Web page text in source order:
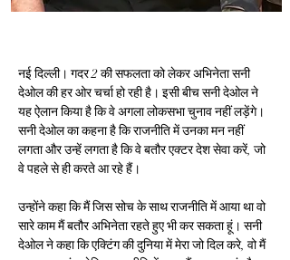
नई दिल्ली। गदर 2 की सफलता को लेकर अभिनेता सनी
देओल की हर ओर चर्चा हो रही है। इसी बीच सनी देओल ने
यह ऐलान किया है कि वे अगला लोकसभा चुनाव नहीं लड़ेंगे।
सनी देओल का कहना है कि राजनीति में उनका मन नहीं
लगता और उन्हें लगता है कि वे बतौर एक्टर देश सेवा करें, जो
वे पहले से ही करते आ रहे हैं।
उन्होंने कहा कि मैं जिस सोच के साथ राजनीति में आया था वो
सारे काम मैं बतौर अभिनेता रहते हुए भी कर सकता हूं। सनी
देओल ने कहा कि एक्टिंग की दुनिया में मेरा जो दिल करे, वो मैं